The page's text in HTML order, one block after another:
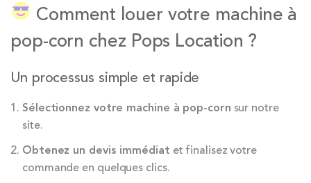
Comment louer votre machine à
pop-corn chez Pops Location ?
Un processus simple et rapide
Sélectionnez votre machine à pop-corn sur notre
site.
Obtenez un devis immédiat et finalisez votre
commande en quelques clics.